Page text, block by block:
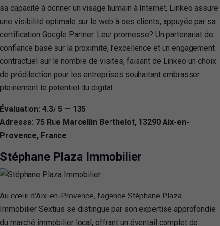
sa capacité à donner un visage humain à Internet, Linkeo assure
une visibilité optimale sur le web à ses clients, appuyée par sa
certification Google Partner. Leur promesse? Un partenariat de
confiance basé sur la proximité, l’excellence et un engagement
contractuel sur le nombre de visites, faisant de Linkeo un choix
de prédilection pour les entreprises souhaitant embrasser
pleinement le potentiel du digital.
Évaluation: 4.3/ 5 — 135
Adresse: 75 Rue Marcellin Berthelot, 13290 Aix-en-
Provence, France
Stéphane Plaza Immobilier
Au cœur d’Aix-en-Provence, l’agence Stéphane Plaza
Immobilier Sextius se distingue par son expertise approfondie
du marché immobilier local, offrant un éventail complet de